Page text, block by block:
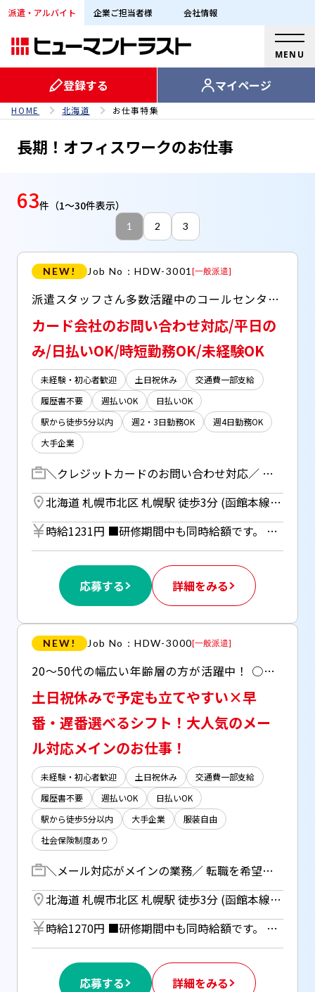
派遣・アルバイト 企業ご担当者様 会社情報
MENU
登録する マイページ
HOME 北海道 お仕事特集
長期！オフィスワークのお仕事
63件 （1～30件表示）
1 2 3
NEW! Job No：HDW-3001[一般派遣]
派遣スタッフさん多数活躍中のコールセンターでのお仕事です！ ○週3～OK ○土日祝休み ○日払い(JOBPAYサービス)OK ○服装・髪型・ネイル・ピアス自由 ○駅チカで通勤しやすい ○シフトは柔軟に相談可能 働きやすさ抜群です
カード会社のお問い合わせ対応/平日の
み/日払いOK/時短勤務OK/未経験OK
未経験・初心者歓迎 土日祝休み
交通費一部支給
履歴書不要
週払いOK
日払いOK
駅から徒歩5分以内
週2・3日勤務OK
週4日勤務OK
大手企業
＼クレジットカードのお問い合わせ対応／ カードの入会・退会申込み受付､住所変更の受付､請求金額の照会など､各種お問合せ対応・データ入力をお任せします！ 例・・ 「退会手続きをお願いしたいのですが」 「引越しをしたので住所変更をお願いしたいのですが」 「今月の請求額の確認をしたいのですが」 など 【研修期間】 入社：8/19(13:30～16:15) ※入社手続きのみ 座学：8/20～9/3(13:00～17:00) OJT：9/4～9/18(シフト制)
北海道 札幌市北区 札幌駅 徒歩3分 (函館本線) ／ さっぽろ駅 徒歩5分 (札幌市営南北線) ／ さっぽろ駅 徒歩5分 (札幌市営東豊線)
時給1231円 ■研修期間中も同時給額です。 ■日払いOK（所定労働時間の80％迄） ■給与は月1回の銀行振込となりますが、「JOBPAY（ジョブペイ）」の利用で就業当日に給料相当額の一部をセブン銀行や三菱UFJ銀行、コンビニ等のATMから受け取る事が可能です！ ◎『JOBPAY』の詳細は登録時または当社HPで！
応募する 詳細をみる
NEW! Job No：HDW-3000[一般派遣]
20～50代の幅広い年齢層の方が活躍中！ ○服装自由 ○髪型、髪色自由 ○鍵付き固定ロッカー完備 ○休憩室完備（電子レンジ、ケトル、自動販売機あり） ○社員食堂完備（低価格で食べられます） ○日払い(JOBPAYサービス)対応
土日祝休みで予定も立てやすい×早
番・遅番選べるシフト！大人気のメー
ル対応メインのお仕事！
未経験・初心者歓迎 土日祝休み
交通費一部支給
履歴書不要
週払いOK
日払いOK
駅から徒歩5分以内
大手企業
服装自由
社会保険制度あり
＼メール対応がメインの業務／ 転職を希望されている方のサポート業務をお任せします！ ▼メール・システム対応（7～8割） 専用システムへの入力やメール作成を行います。 ▼電話対応（2～3割程度） 発信：書類の修正依頼や、面接日程の調整など 受電：メール等でお送りした内容に関する折り返し対応 ／ メインはメールや専用システムでの対応となっており 落ち着いてお仕事に取り組める環境です♪ ＼ 【研修期間】 座学+OJT：2週間程度
北海道 札幌市北区 札幌駅 徒歩3分 (函館本線) ／ さっぽろ駅 徒歩5分 (札幌市営南北線) ／ さっぽろ駅 徒歩5分 (札幌市営東豊線)
時給1270円 ■研修期間中も同時給額です。 ■日払いOK（所定労働時間の80％迄） ■給与は月1回の銀行振込となりますが、「JOBPAY（ジョブペイ）」の利用で就業当日に給料相当額の一部をセブン銀行や三菱UFJ銀行、コンビニ等のATMから受け取る事が可能です！ ◎『JOBPAY』の詳細は登録時または当社HPで！
応募する 詳細をみる
【長期！オフィスワークのお仕事】地域別お仕事特集｜派遣